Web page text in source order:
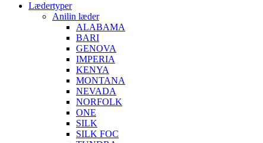
Lædertyper
Anilin læder
ALABAMA
BARI
GENOVA
IMPERIA
KENYA
MONTANA
NEVADA
NORFOLK
ONE
SILK
SILK FOC